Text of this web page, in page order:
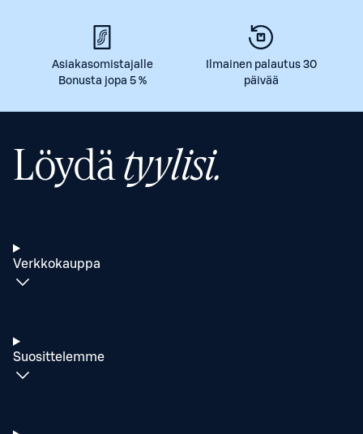
Asiakasomistajalle
Bonusta jopa 5 %
Ilmainen palautus 30
päivää
Löydätyylisi.
Verkkokauppa
Suosittelemme